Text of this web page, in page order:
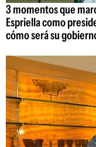
3 momentos que
Espriella como
cómo será su